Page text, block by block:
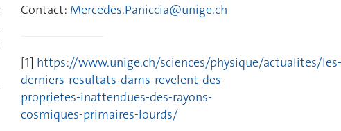
Contact: Mercedes.Paniccia@unige.ch
[1] https://www.unige.ch/sciences/physique/actualites/les-
derniers-resultats-dams-revelent-des-
proprietes-inattendues-des-rayons-
cosmiques-primaires-lourds/